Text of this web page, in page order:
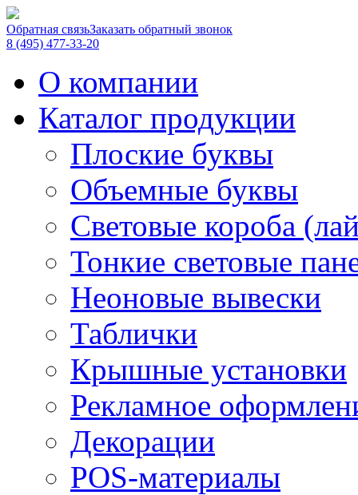
Обратная связьЗаказать обратный звонок
8 (495) 477-33-20
О компании
Каталог продукции
Плоские буквы
Объемные буквы
Световые короба
Тонкие световые
Неоновые вывески
Таблички
Крышные установки
Рекламное
Декорации
POS-материалы